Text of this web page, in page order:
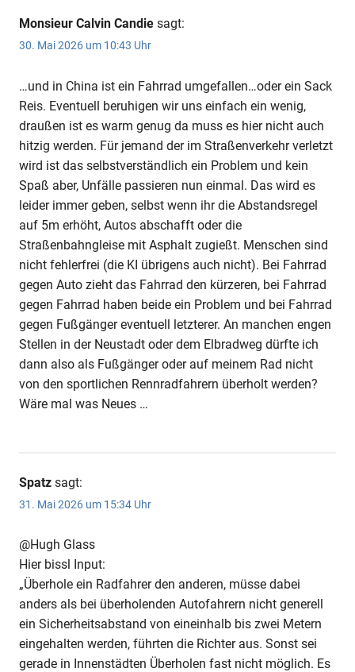
Monsieur Calvin Candie sagt:
30. Mai 2026 um 10:43 Uhr
…und in China ist ein Fahrrad umgefallen…oder ein Sack
Reis. Eventuell beruhigen wir uns einfach ein wenig,
draußen ist es warm genug da muss es hier nicht auch
hitzig werden. Für jemand der im Straßenverkehr verletzt
wird ist das selbstverständlich ein Problem und kein
Spaß aber, Unfälle passieren nun einmal. Das wird es
leider immer geben, selbst wenn ihr die Abstandsregel
auf 5m erhöht, Autos abschafft oder die
Straßenbahngleise mit Asphalt zugießt. Menschen sind
nicht fehlerfrei (die KI übrigens auch nicht). Bei Fahrrad
gegen Auto zieht das Fahrrad den kürzeren, bei Fahrrad
gegen Fahrrad haben beide ein Problem und bei Fahrrad
gegen Fußgänger eventuell letzterer. An manchen engen
Stellen in der Neustadt oder dem Elbradweg dürfte ich
dann also als Fußgänger oder auf meinem Rad nicht
von den sportlichen Rennradfahrern überholt werden?
Wäre mal was Neues …
Spatz sagt:
31. Mai 2026 um 15:34 Uhr
@Hugh Glass
Hier bissl Input:
„Überhole ein Radfahrer den anderen, müsse dabei
anders als bei überholenden Autofahrern nicht generell
ein Sicherheitsabstand von eineinhalb bis zwei Metern
eingehalten werden, führten die Richter aus. Sonst sei
gerade in Innenstädten Überholen fast nicht möglich. Es